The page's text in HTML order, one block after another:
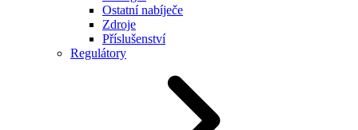
Ostatní nabíječe
Zdroje
Příslušenství
Regulátory